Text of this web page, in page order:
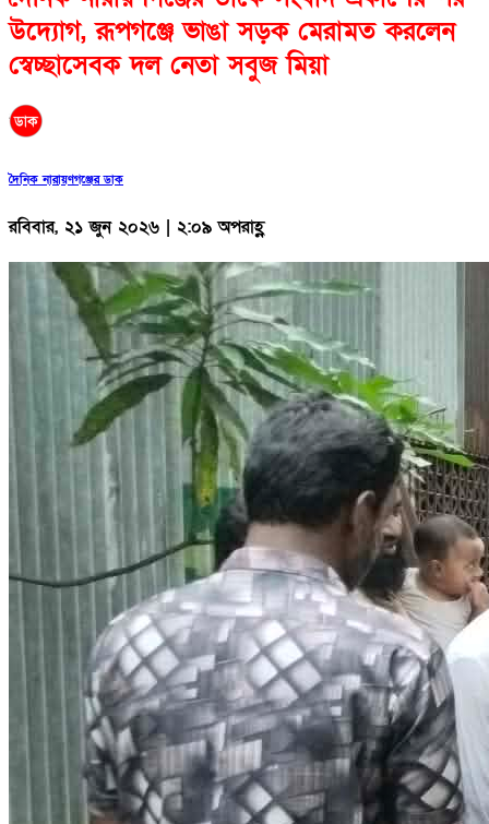
উদ্যোগ, রূপগঞ্জে ভাঙা সড়ক মেরামত করলেন
স্বেচ্ছাসেবক দল নেতা সবুজ মিয়া
দৈনিক নারায়ণগঞ্জের ডাক
রবিবার, ২১ জুন ২০২৬ | ২:০৯ অপরাহ্ণ